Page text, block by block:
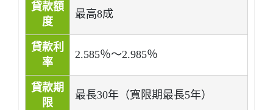
貸款額
度
最高8成
貸款利
率
2.585％～2.985％
貸款期
限
最長30年（寬限期最長5年）